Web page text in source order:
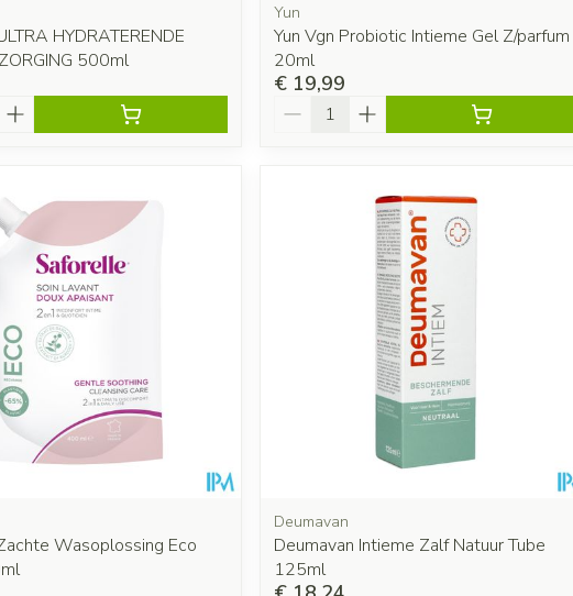
HYDRATERENDE
500ml
Yun
Yun Vgn Probiotic Intieme Gel Z/parfum
20ml
€ 19,99
Aantal
Wasoplossing Eco
Deumavan
Deumavan Intieme Zalf Natuur Tube
125ml